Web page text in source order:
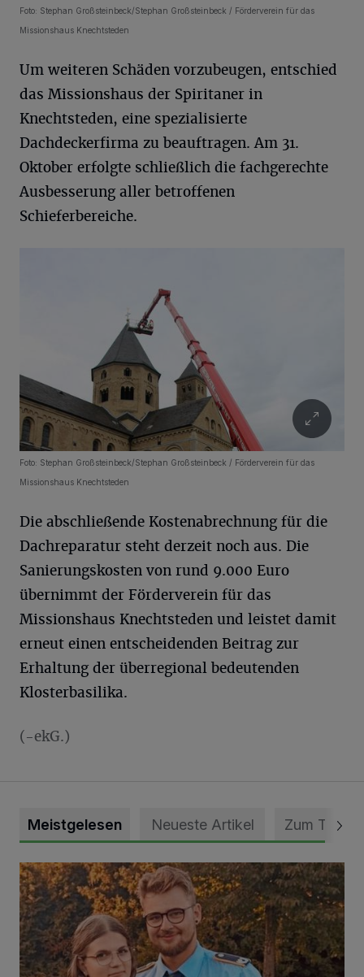
Foto: Stephan Großsteinbeck/Stephan Großsteinbeck / Förderverein für das
Missionshaus Knechtsteden
Um weiteren Schäden vorzubeugen, entschied
das Missionshaus der Spiritaner in
Knechtsteden, eine spezialisierte
Dachdeckerfirma zu beauftragen. Am 31.
Oktober erfolgte schließlich die fachgerechte
Ausbesserung aller betroffenen
Schieferbereiche.
Foto: Stephan Großsteinbeck/Stephan Großsteinbeck / Förderverein für das
Missionshaus Knechtsteden
Die abschließende Kostenabrechnung für die
Dachreparatur steht derzeit noch aus. Die
Sanierungskosten von rund 9.000 Euro
übernimmt der Förderverein für das
Missionshaus Knechtsteden und leistet damit
erneut einen entscheidenden Beitrag zur
Erhaltung der überregional bedeutenden
Klosterbasilika.
(-ekG.)
Meistgelesen Neueste Artikel Zum Thema
Mit Herzblut die Gemeinschaft leben